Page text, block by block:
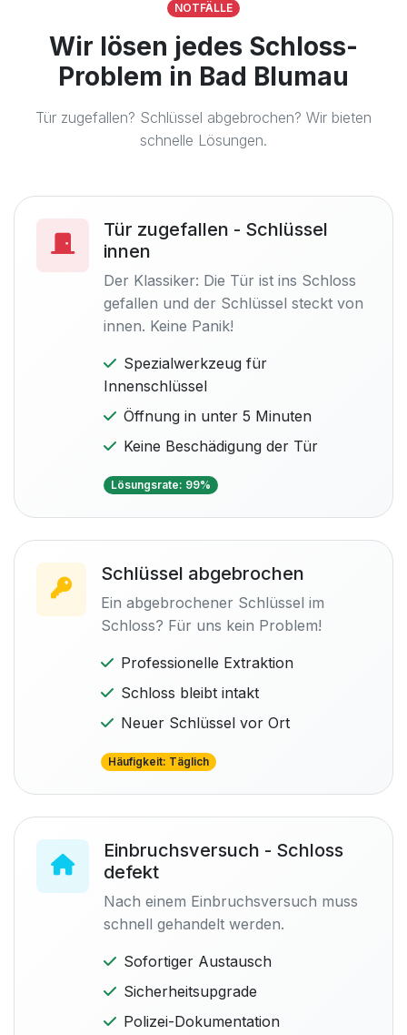
NOTFÄLLE
Wir lösen jedes Schloss-
Problem in Bad Blumau
Tür zugefallen? Schlüssel abgebrochen? Wir bieten
schnelle Lösungen.
Tür zugefallen - Schlüssel
innen
Der Klassiker: Die Tür ist ins Schloss
gefallen und der Schlüssel steckt von
innen. Keine Panik!
Spezialwerkzeug für
Innenschlüssel
Öffnung in unter 5 Minuten
Keine Beschädigung der Tür
Lösungsrate: 99%
Schlüssel abgebrochen
Ein abgebrochener Schlüssel im
Schloss? Für uns kein Problem!
Professionelle Extraktion
Schloss bleibt intakt
Neuer Schlüssel vor Ort
Häufigkeit: Täglich
Einbruchsversuch - Schloss
defekt
Nach einem Einbruchsversuch muss
schnell gehandelt werden.
Sofortiger Austausch
Sicherheitsupgrade
Polizei-Dokumentation